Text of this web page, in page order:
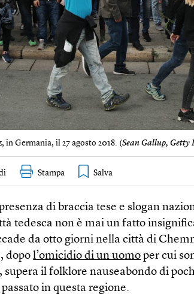
in Germania, il 27 agosto 2018. (Sean Gallup, Getty
Stampa
di braccia tese e slogan
tedesca non è mai un fatto
da otto giorni nella città di
dopol’omicidio di un uomo per cui
il folklore nauseabondo di
in questa regione.